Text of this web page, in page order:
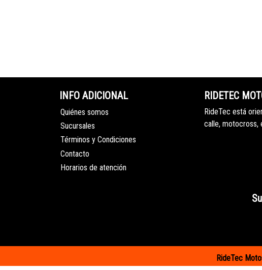
INFO ADICIONAL
Quiénes somos
Sucursales
Términos y Condiciones
Contacto
Horarios de atención
RIDETEC
RideTec está
calle, motocross,
RideTec